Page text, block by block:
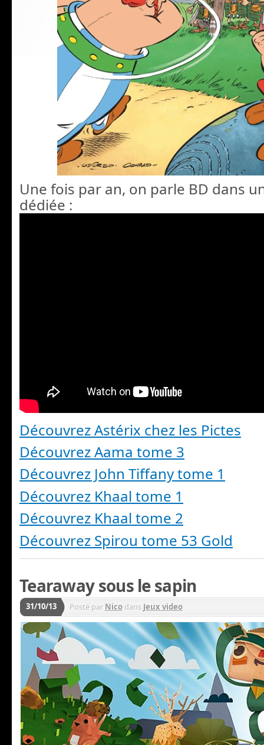
Une fois par an, on parle BD dans
dédiée :
Découvrez Astérix chez les Pictes
Découvrez Aama tome 3
Découvrez John Tiffany tome 1
Découvrez Khaal tome 1
Découvrez Khaal tome 2
Découvrez Spirou tome 53 Gold
Tearaway sous le sapin
31/10/13 Posté par Nico dans Jeux video